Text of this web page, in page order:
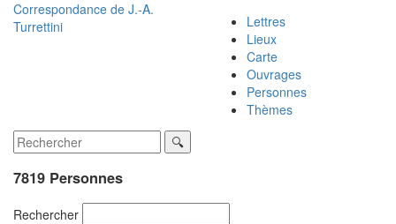
Correspondance de J.-A.
Turrettini
Lettres
Lieux
Carte
Ouvrages
Personnes
Thèmes
7819 Personnes
Rechercher